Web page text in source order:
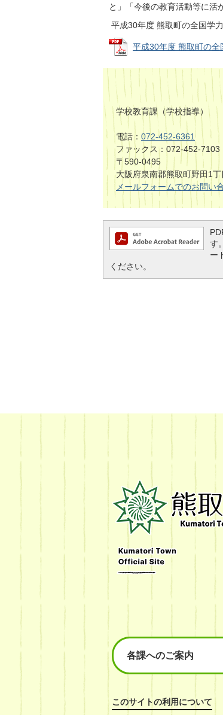
と」「今後の教育活動等に活
平成30年度 熊取町の全国学
平成30年度 熊取町の
学校教育課（学校指導）
電話： 072-452-6361
ファックス：072-452-7103
〒590-0495
大阪府泉南郡熊取町野田1
メールフォームでのお問い
す
ー
ください。
町
Kumatori
Town
Official
Site
各課へのご案内
このサイトの利用について